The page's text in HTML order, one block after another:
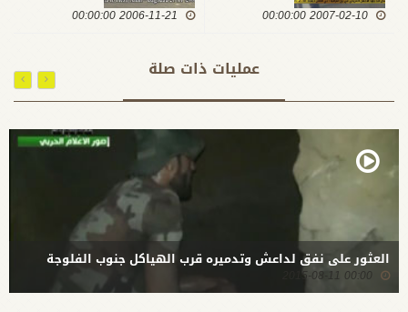
المراقبة /
2007-02-10 00:00:00
2006-11-21 00:00:00
عمليات ذات صلة
العثور على نفق لداعش وتدميره قرب الهياكل جنوب الفلوجة
00:00 2015-08-11